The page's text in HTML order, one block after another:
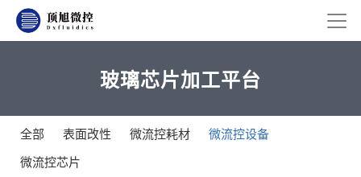
玻璃芯片加工平台
全部 表面改性 微流控耗材 微流控设备
微流控芯片